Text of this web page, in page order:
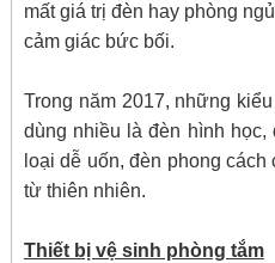
mất giá trị đèn hay phòng
cảm giác bức bối.
Trong năm 2017, những
dùng nhiều là đèn hình học,
loại dễ uốn, đèn phong
từ thiên nhiên.
Thiết bị vệ sinh phòng tắm